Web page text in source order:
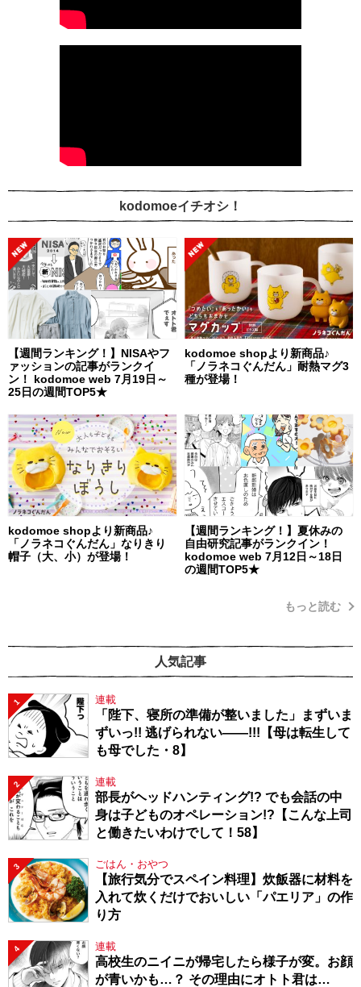
kodomoeイチオシ！
【週間ランキング！】NISAやフ
ァッションの記事がランクイ
ン！ kodomoe web 7月19日～
25日の週間TOP5★
kodomoe shopより新商品♪
「ノラネコぐんだん」耐熱マグ3
種が登場！
kodomoe shopより新商品♪
「ノラネコぐんだん」なりきり
帽子（大、小）が登場！
【週間ランキング！】夏休みの
自由研究記事がランクイン！
kodomoe web 7月12日～18日
の週間TOP5★
もっと読む
人気記事
1 連載
「陛下、寝所の準備が整いました」まずいま
ずいっ!! 逃げられない――!!!【母は転生して
も母でした・8】
2 連載
部長がヘッドハンティング!? でも会話の中
身は子どものオペレーション!?【こんな上司
と働きたいわけでして！58】
3 ごはん・おやつ
【旅行気分でスペイン料理】炊飯器に材料を
入れて炊くだけでおいしい「パエリア」の作
り方
4 連載
高校生のニイニが帰宅したら様子が変。お顔
が青いかも…？ その理由にオトト君は…